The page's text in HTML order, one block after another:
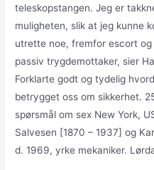
teleskopstangen. Jeg er
muligheten, slik at jeg kunne
utrette noe, fremfor escort
passiv trygdemottaker, sier
Forklarte godt og tydelig
betrygget oss om sikkerhet.
spørsmål om sex New York,
Salvesen [1870 – 1937] og
d. 1969, yrke mekaniker.